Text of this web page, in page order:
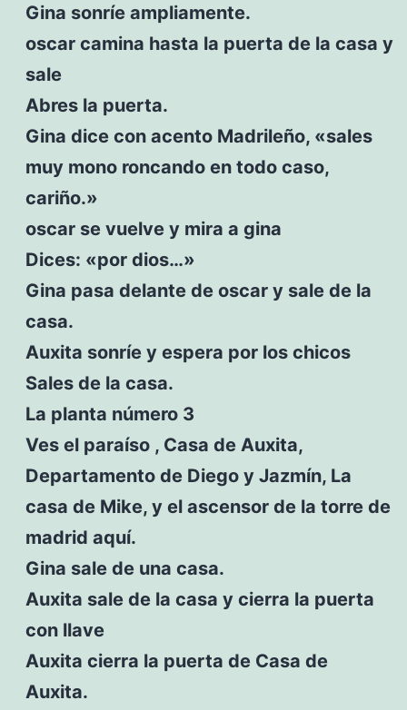
Gina sonríe ampliamente.
oscar camina hasta la puerta de la casa y
sale
Abres la puerta.
Gina dice con acento Madrileño, «sales
muy mono roncando en todo caso,
cariño.»
oscar se vuelve y mira a gina
Dices: «por dios…»
Gina pasa delante de oscar y sale de la
casa.
Auxita sonríe y espera por los chicos
Sales de la casa.
La planta número 3
Ves el paraíso , Casa de Auxita,
Departamento de Diego y Jazmín, La
casa de Mike, y el ascensor de la torre de
madrid aquí.
Gina sale de una casa.
Auxita sale de la casa y cierra la puerta
con llave
Auxita cierra la puerta de Casa de
Auxita.